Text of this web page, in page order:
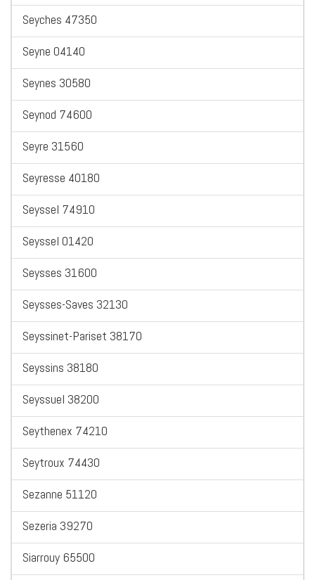
Seyches 47350
Seyne 04140
Seynes 30580
Seynod 74600
Seyre 31560
Seyresse 40180
Seyssel 74910
Seyssel 01420
Seysses 31600
Seysses-Saves 32130
Seyssinet-Pariset 38170
Seyssins 38180
Seyssuel 38200
Seythenex 74210
Seytroux 74430
Sezanne 51120
Sezeria 39270
Siarrouy 65500